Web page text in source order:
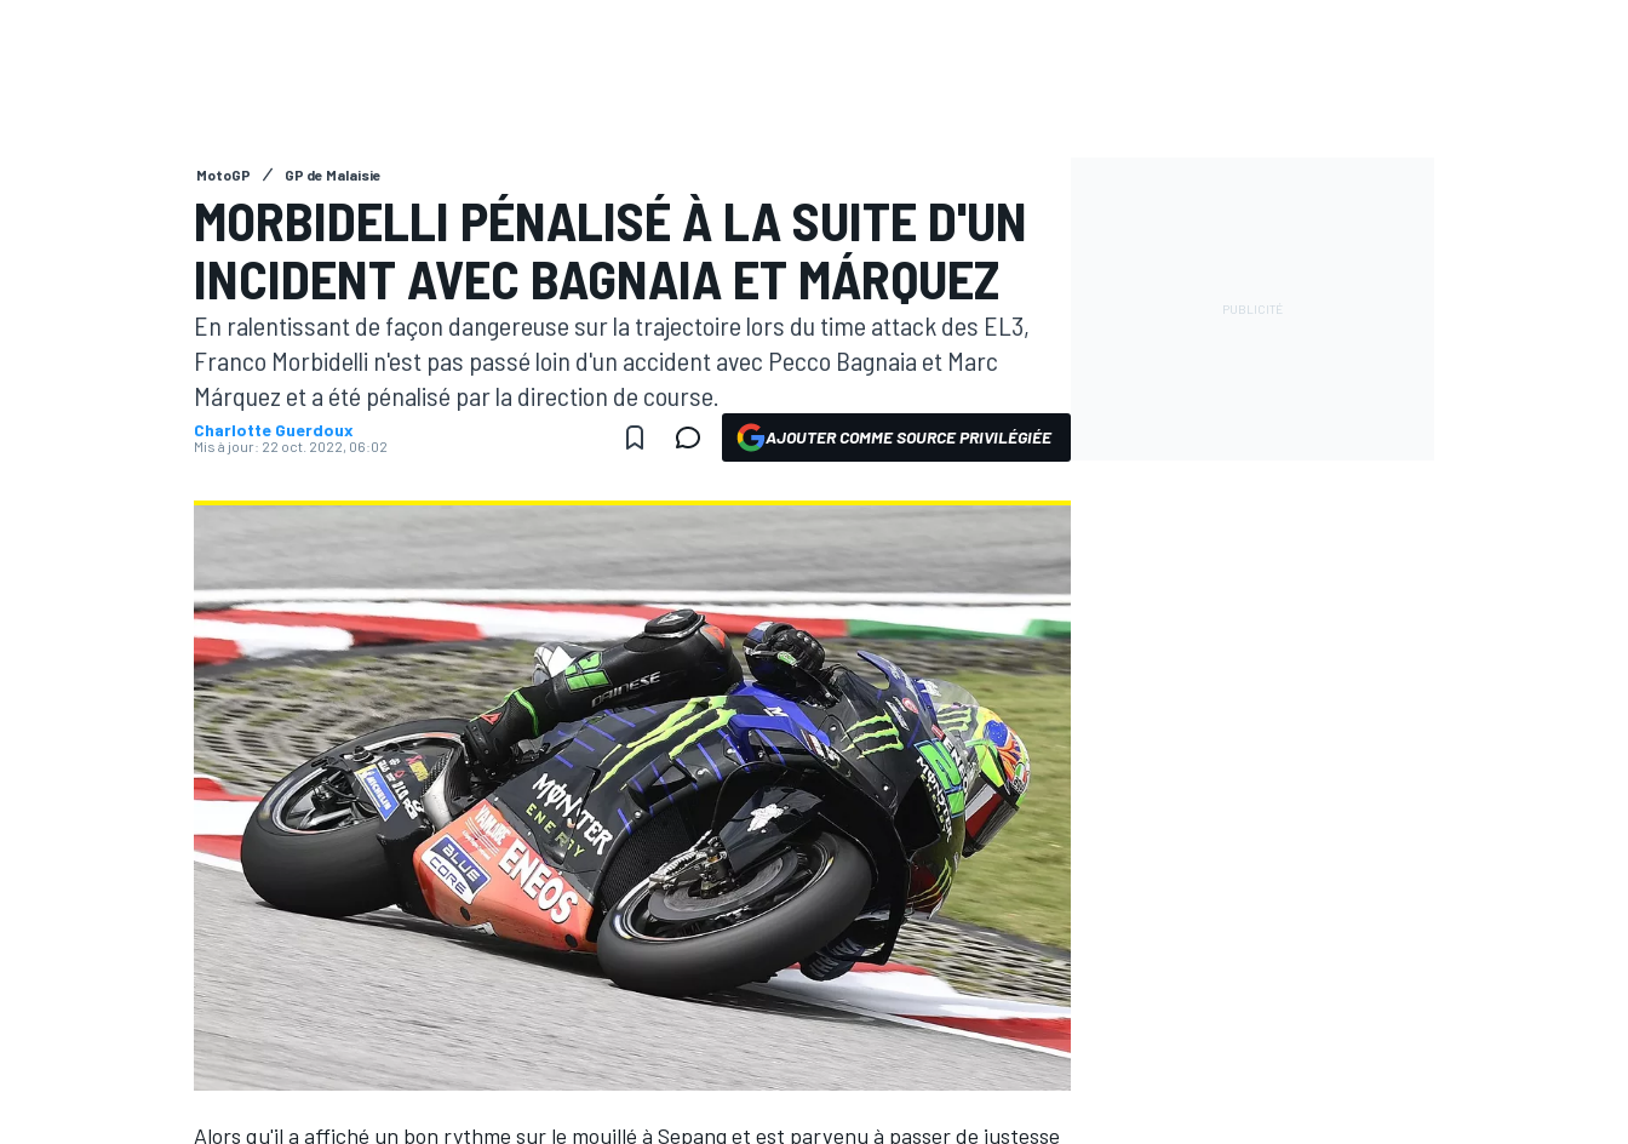
MOTOGP
WRC
WEC
MotoGP GP de Malaisie
MORBIDELLI PÉNALISÉ À LA SUITE D'UN
INCIDENT AVEC BAGNAIA ET MÁRQUEZ
En ralentissant de façon dangereuse sur la trajectoire lors du time attack des EL3,
Franco Morbidelli n'est pas passé loin d'un accident avec Pecco Bagnaia et Marc
Márquez et a été pénalisé par la direction de course.
Charlotte Guerdoux
Mis à jour: 22 oct. 2022, 06:02 AJOUTER COMME SOURCE PRIVILÉGIÉE
Alors qu'il a affiché un bon rythme sur le mouillé à Sepang et est parvenu à passer de justesse